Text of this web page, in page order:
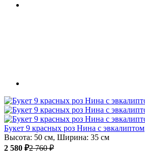
Букет 9 красных роз Нина с эвкалиптом
Высота: 50 см, Ширина: 35 см
2 580 ₽2 760 ₽